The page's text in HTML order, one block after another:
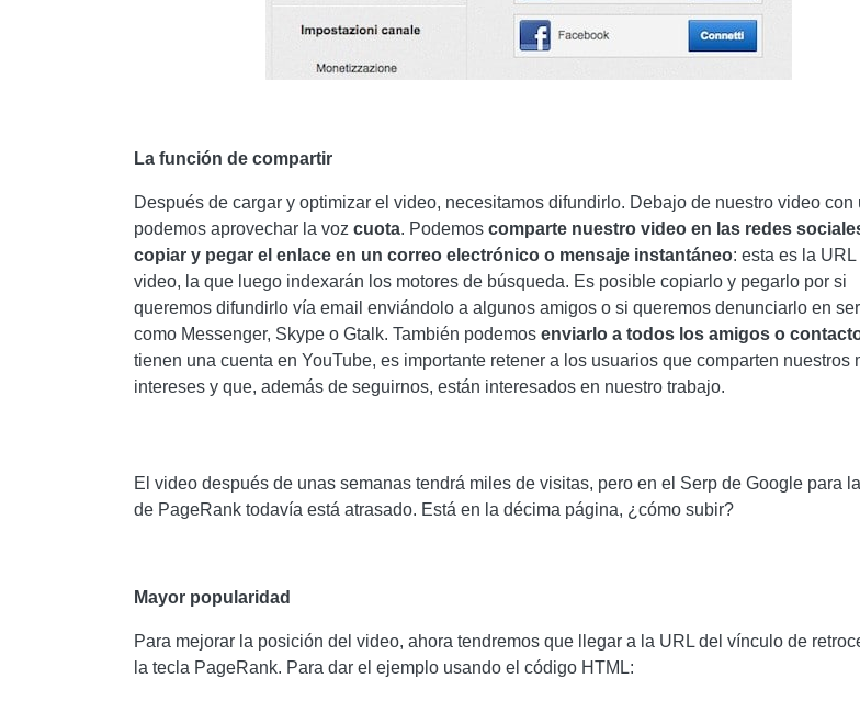
La función de compartir
Después de cargar y optimizar el video, necesitamos difundirlo. Debajo de nuestro video con
podemos aprovechar la voz cuota. Podemos comparte nuestro video en las redes
copiar y pegar el enlace en un correo electrónico o mensaje instantáneo: esta es la URL
video, la que luego indexarán los motores de búsqueda. Es posible copiarlo y pegarlo por si
queremos difundirlo vía email enviándolo a algunos amigos o si queremos denunciarlo en
como Messenger, Skype o Gtalk. También podemos enviarlo a todos los amigos o
tienen una cuenta en YouTube, es importante retener a los usuarios que comparten nuestros
intereses y que, además de seguirnos, están interesados ​​en nuestro trabajo.
El video después de unas semanas tendrá miles de visitas, pero en el Serp de Google para
de PageRank todavía está atrasado. Está en la décima página, ¿cómo subir?
Mayor popularidad
Para mejorar la posición del video, ahora tendremos que llegar a la URL del vínculo de
la tecla PageRank. Para dar el ejemplo usando el código HTML: